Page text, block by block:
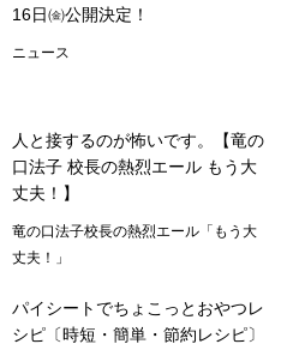
16日㈮公開決定！
ニュース
人と接するのが怖いです。【竜の
口法子 校長の熱烈エール もう大
丈夫！】
竜の口法子校長の熱烈エール「もう大
丈夫！」
パイシートでちょこっとおやつレ
シピ〔時短・簡単・節約レシピ〕